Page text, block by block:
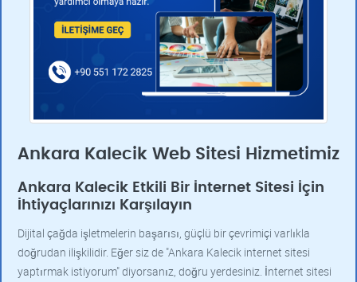
Ankara Kalecik Web Sitesi Hizmetimiz
Ankara Kalecik Etkili Bir İnternet Sitesi İçin
İhtiyaçlarınızı Karşılayın
Dijital çağda işletmelerin başarısı, güçlü bir çevrimiçi varlıkla
doğrudan ilişkilidir. Eğer siz de "Ankara Kalecik internet sitesi
yaptırmak istiyorum" diyorsanız, doğru yerdesiniz. İnternet sitesi